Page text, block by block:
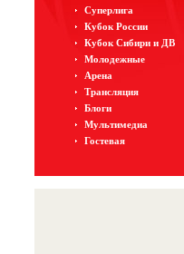
Суперлига
Кубок России
Кубок Сибири и ДВ
Молодежные
Арена
Трансляция
Блоги
Мультимедиа
Гостевая